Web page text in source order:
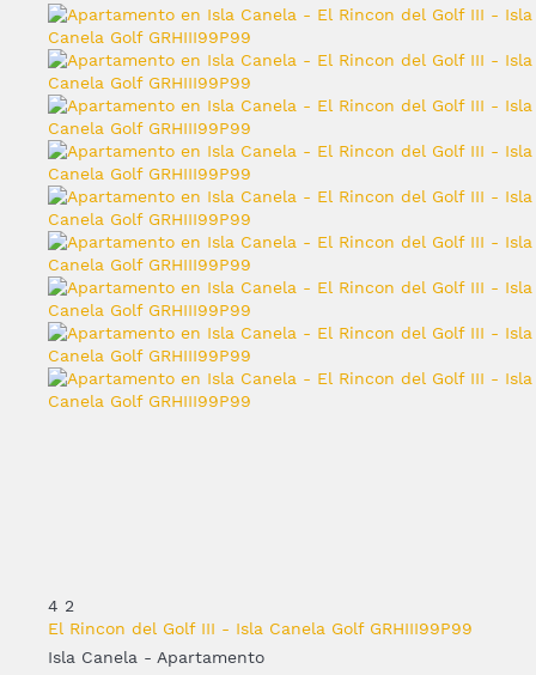
4 2
El Rincon del Golf III - Isla Canela Golf GRHIII99P99
Isla Canela - Apartamento